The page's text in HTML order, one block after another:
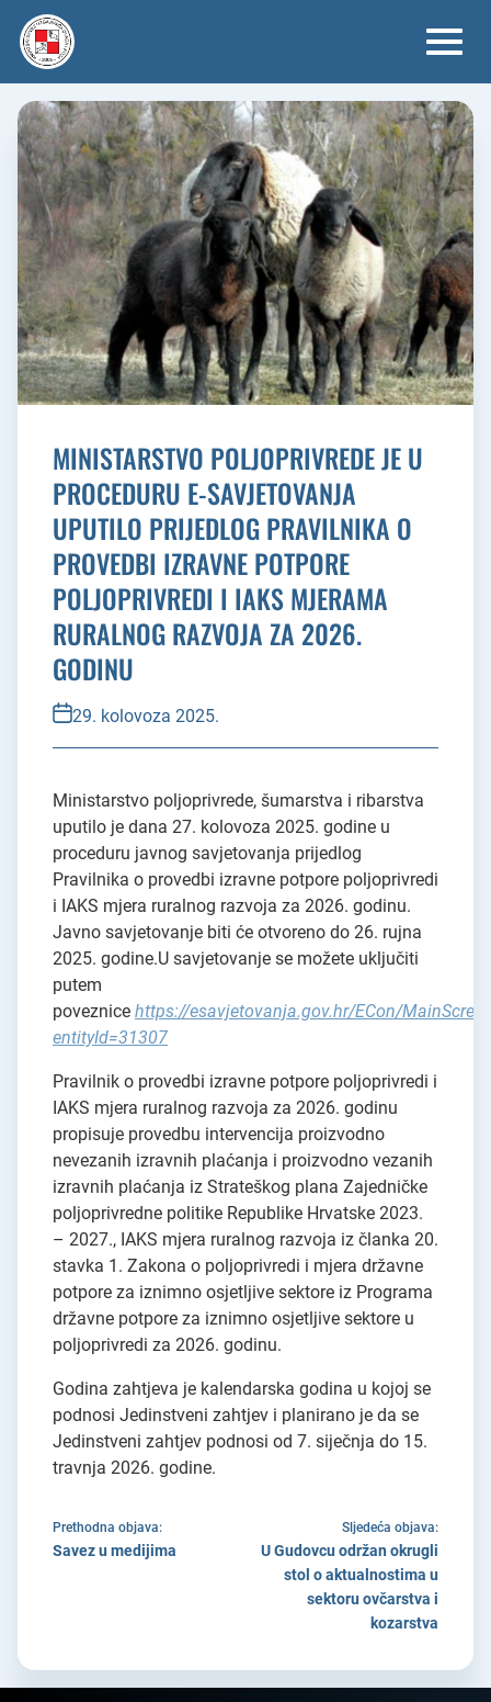
content
MINISTARSTVO POLJOPRIVREDE JE U
PROCEDURU E-SAVJETOVANJA
UPUTILO PRIJEDLOG PRAVILNIKA O
PROVEDBI IZRAVNE POTPORE
POLJOPRIVREDI I IAKS MJERAMA
RURALNOG RAZVOJA ZA 2026.
GODINU
29. kolovoza 2025.
Ministarstvo poljoprivrede, šumarstva i ribarstva
uputilo je dana 27. kolovoza 2025. godine u
proceduru javnog savjetovanja prijedlog
Pravilnika o provedbi izravne potpore poljoprivredi
i IAKS mjera ruralnog razvoja za 2026. godinu.
Javno savjetovanje biti će otvoreno do 26. rujna
2025. godine.U savjetovanje se možete uključiti
putem
poveznice https://esavjetovanja.gov.hr/ECon/
entityId=31307
Pravilnik o provedbi izravne potpore poljoprivredi i
IAKS mjera ruralnog razvoja za 2026. godinu
propisuje provedbu intervencija proizvodno
nevezanih izravnih plaćanja i proizvodno vezanih
izravnih plaćanja iz Strateškog plana Zajedničke
poljoprivredne politike Republike Hrvatske 2023.
– 2027., IAKS mjera ruralnog razvoja iz članka 20.
stavka 1. Zakona o poljoprivredi i mjera državne
potpore za iznimno osjetljive sektore iz Programa
državne potpore za iznimno osjetljive sektore u
poljoprivredi za 2026. godinu.
Godina zahtjeva je kalendarska godina u kojoj se
podnosi Jedinstveni zahtjev i planirano je da se
Jedinstveni zahtjev podnosi od 7. siječnja do 15.
travnja 2026. godine.
Prethodna objava:
Savez u medijima
Sljedeća objava:
U Gudovcu održan okrugli
stol o aktualnostima u
sektoru ovčarstva i
kozarstva